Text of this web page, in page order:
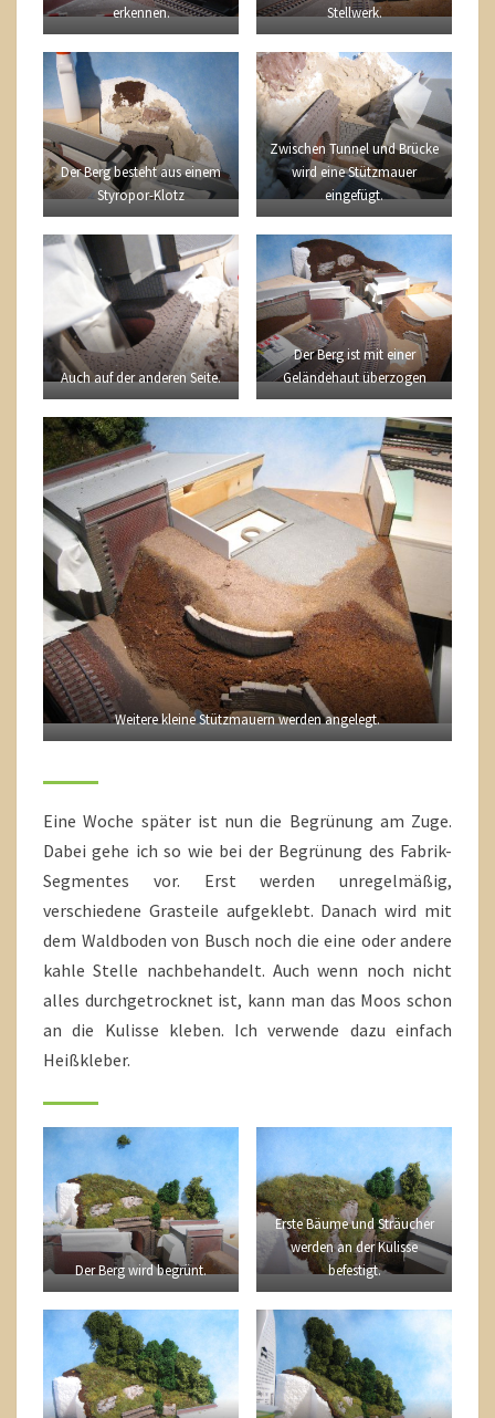
erkennen.
Stellwerk.
Der Berg besteht aus einem
Styropor-Klotz
Zwischen Tunnel und Brücke
wird eine Stützmauer
eingefügt.
Auch auf der anderen Seite.
Der Berg ist mit einer
Geländehaut überzogen
Weitere kleine Stützmauern werden angelegt.
Eine Woche später ist nun die Begrünung am Zuge.
Dabei gehe ich so wie bei der Begrünung des Fabrik-
Segmentes vor. Erst werden unregelmäßig,
verschiedene Grasteile aufgeklebt. Danach wird mit
dem Waldboden von Busch noch die eine oder andere
kahle Stelle nachbehandelt. Auch wenn noch nicht
alles durchgetrocknet ist, kann man das Moos schon
an die Kulisse kleben. Ich verwende dazu einfach
Heißkleber.
Der Berg wird begrünt.
Erste Bäume und Sträucher
werden an der Kulisse
befestigt.